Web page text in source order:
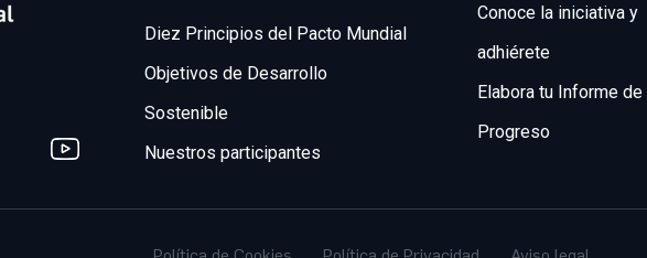
Diez Principios del Pacto Mundial
Objetivos de Desarrollo
Sostenible
Nuestros participantes
Conoce la iniciativa y
adhiérete
Elabora tu Informe de
Progreso